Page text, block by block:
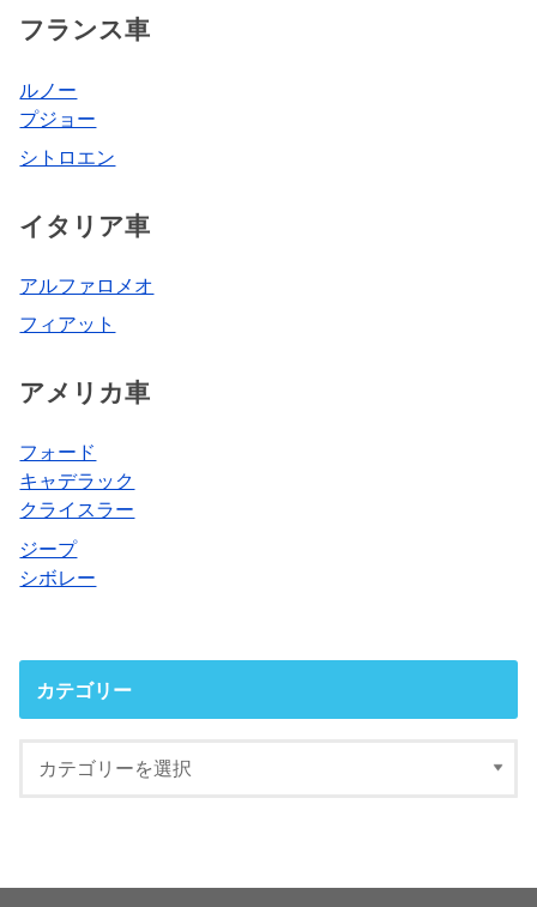
フランス車
ルノー
プジョー
シトロエン
イタリア車
アルファロメオ
フィアット
アメリカ車
フォード
キャデラック
クライスラー
ジープ
シボレー
カテゴリー